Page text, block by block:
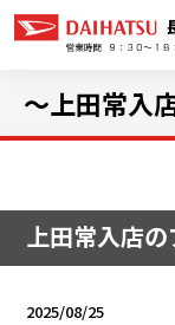
～上田常入
上田常入店
2025/08/25